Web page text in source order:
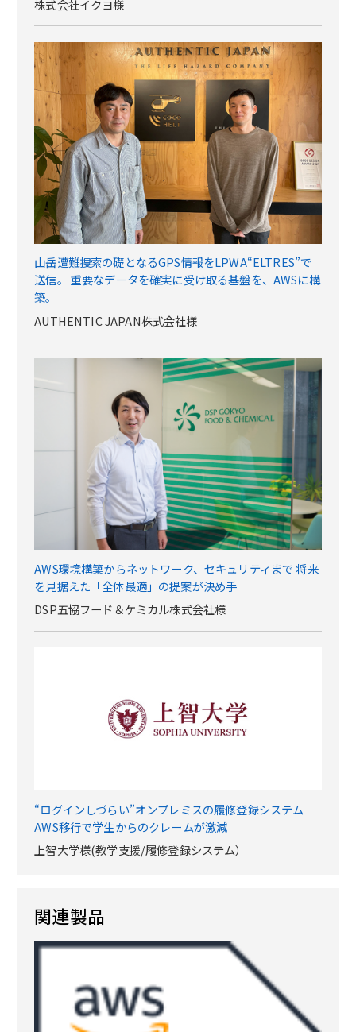
株式会社イクヨ様
山岳遭難捜索の礎となるGPS情報をLPWA“ELTRES”で
送信。 重要なデータを確実に受け取る基盤を、AWSに構
築。
AUTHENTIC JAPAN株式会社様
AWS環境構築からネットワーク、セキュリティまで 将来
を見据えた「全体最適」の提案が決め手
DSP五協フード＆ケミカル株式会社様
“ログインしづらい”オンプレミスの履修登録システム
AWS移行で学生からのクレームが激減
上智大学様(教学支援/履修登録システム）
関連製品